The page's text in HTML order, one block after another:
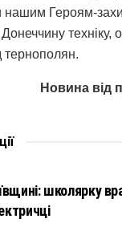
нашим Героям-
техніку,
тернополян.
Новина від
школярку